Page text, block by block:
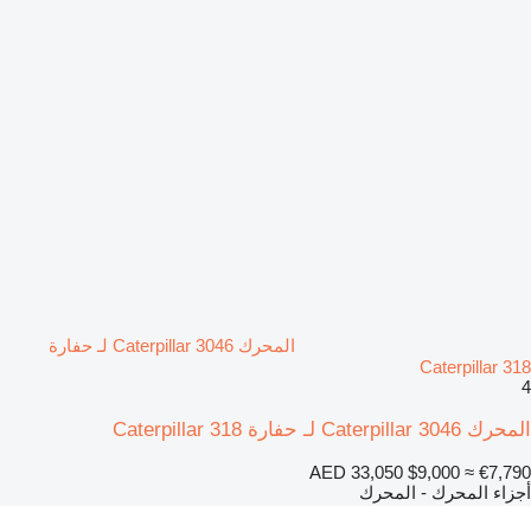
المحرك Caterpillar 3046 لـ حفارة
Caterpillar 318
4
المحرك Caterpillar 3046 لـ حفارة Caterpillar 318
AED 33,050 $9,000 ≈ €7,790
أجزاء المحرك - المحرك